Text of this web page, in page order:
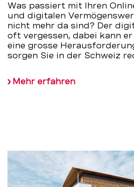
Was passiert mit Ihren
und digitalen
nicht mehr da sind? Der
oft vergessen, dabei kann
eine grosse
sorgen Sie in der Schweiz
Mehr erfahren